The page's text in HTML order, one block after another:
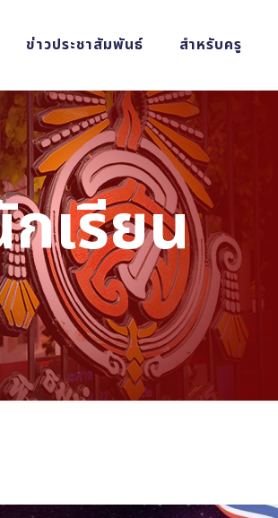
ข่าวประชาสัมพันธ์ สำหรับครู
เรียน